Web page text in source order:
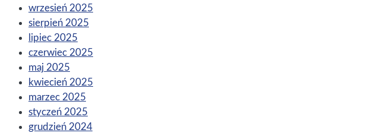
wrzesień 2025
sierpień 2025
lipiec 2025
czerwiec 2025
maj 2025
kwiecień 2025
marzec 2025
styczeń 2025
grudzień 2024